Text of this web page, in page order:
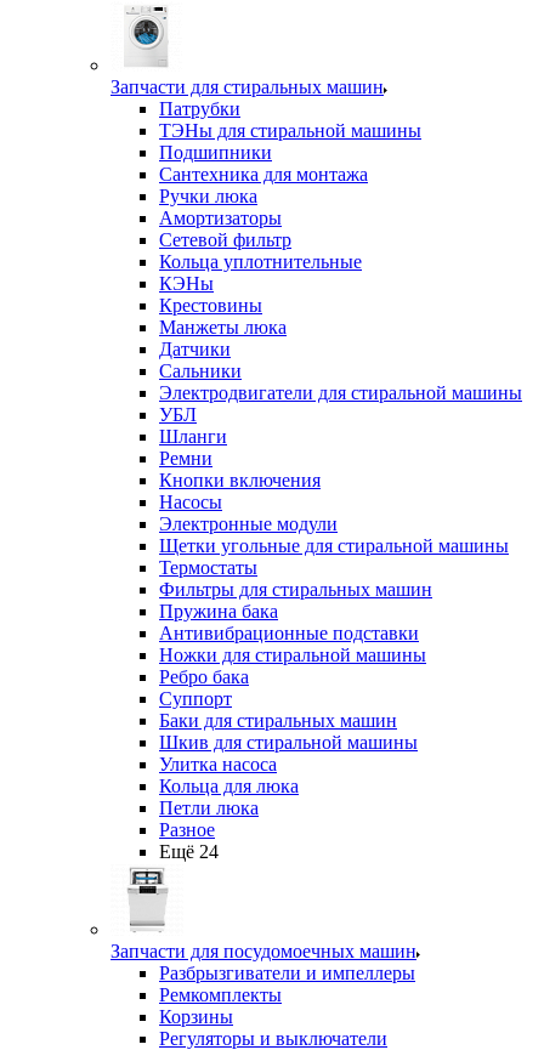
Запчасти для стиральных машин
Патрубки
ТЭНы для стиральной машины
Подшипники
Сантехника для монтажа
Ручки люка
Амортизаторы
Сетевой фильтр
Кольца уплотнительные
КЭНы
Крестовины
Манжеты люка
Датчики
Сальники
Электродвигатели для стиральной машины
УБЛ
Шланги
Ремни
Кнопки включения
Насосы
Электронные модули
Щетки угольные для стиральной машины
Термостаты
Фильтры для стиральных машин
Пружина бака
Антивибрационные подставки
Ножки для стиральной машины
Ребро бака
Суппорт
Баки для стиральных машин
Шкив для стиральной машины
Улитка насоса
Кольца для люка
Петли люка
Разное
Ещё 24
Запчасти для посудомоечных машин
Разбрызгиватели и импеллеры
Ремкомплекты
Корзины
Регуляторы и выключатели